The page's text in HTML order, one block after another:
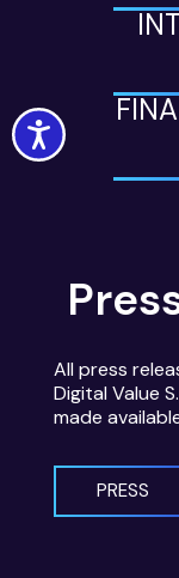
Accessibility
All press
Digital Value
made
PRESS